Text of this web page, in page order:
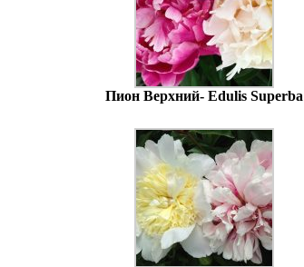
Пион Верхний- Edulis Superba